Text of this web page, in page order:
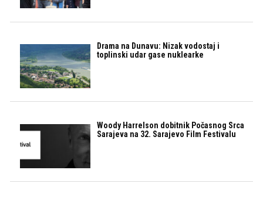
Drama na Dunavu: Nizak vodostaj i
toplinski udar gase nuklearke
Woody Harrelson dobitnik Počasnog Srca
Sarajeva na 32. Sarajevo Film Festivalu